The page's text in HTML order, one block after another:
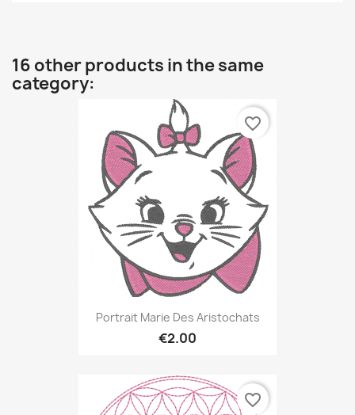
16 other products in the same
category:
Portrait Marie Des Aristochats
€2.00
favorite_border
favorite_border